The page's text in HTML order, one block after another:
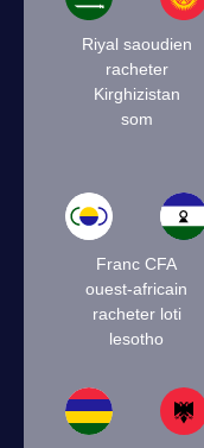
Riyal saoudien
racheter
Kirghizistan
som
Franc CFA
ouest-africain
racheter loti
lesotho